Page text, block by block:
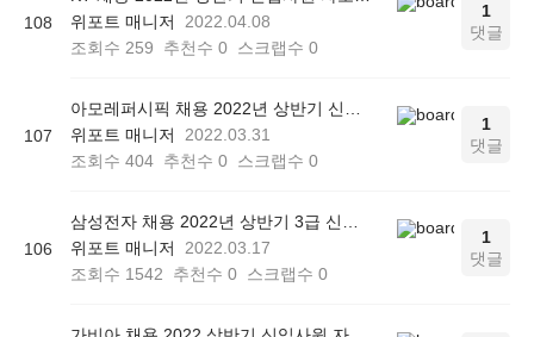
108
위포트 매니저
2022.04.08
조회수 259 추천수 0 스크랩수 0
1
댓글
107
위포트 매니저
2022.03.31
조회수 404 추천수 0 스크랩수 0
1
댓글
106
위포트 매니저
2022.03.17
조회수 1542 추천수 0 스크랩수 0
1
댓글